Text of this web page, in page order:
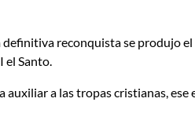
reconquista se produjo
el Santo.
auxiliar a las tropas cristianas, ese